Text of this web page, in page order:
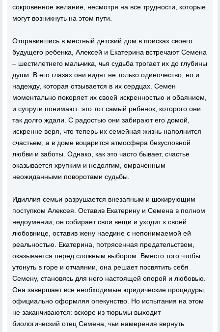
сокровенное желание, несмотря на все трудности, которые
могут возникнуть на этом пути.
Отправившись в местный детский дом в поисках своего
будущего ребенка, Алексей и Екатерина встречают Семена
– шестилетнего мальчика, чья судьба трогает их до глубины
души. В его глазах они видят не только одиночество, но и
надежду, которая отзывается в их сердцах. Семен
моментально покоряет их своей искренностью и обаянием,
и супруги понимают: это тот самый ребенок, которого они
так долго ждали. С радостью они забирают его домой,
искренне веря, что теперь их семейная жизнь наполнится
счастьем, а в доме воцарится атмосфера безусловной
любви и заботы. Однако, как это часто бывает, счастье
оказывается хрупким и недолгим, омраченным
неожиданными поворотами судьбы.
Идиллия семьи разрушается внезапным и шокирующим
поступком Алексея. Оставив Екатерину и Семена в полном
недоумении, он собирает свои вещи и уходит к своей
любовнице, оставив жену наедине с непонимаемой ей
реальностью. Екатерина, потрясенная предательством,
оказывается перед сложным выбором. Вместо того чтобы
утонуть в горе и отчаянии, она решает посвятить себя
Семену, становясь для него настоящей опорой и любовью.
Она завершает все необходимые юридические процедуры,
официально оформляя опекунство. Но испытания на этом
не заканчиваются: вскоре из тюрьмы выходит
биологический отец Семена, чьи намерения вернуть